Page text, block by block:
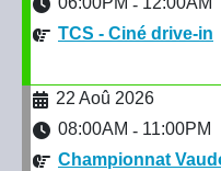
-
TCS - Ciné drive-in
22 Aoû 2026
08:00AM - 11:00PM
Championnat